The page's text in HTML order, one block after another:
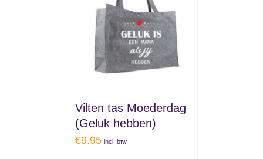
Vilten tas Moederdag
(Geluk hebben)
€9.95 incl. btw